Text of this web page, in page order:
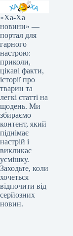
«Ха-Ха
новини» —
портал для
гарного
настрою:
приколи,
цікаві факти,
історії про
тварин та
легкі статті на
щодень. Ми
збираємо
контент, який
піднімає
настрій і
викликає
усмішку.
Заходьте, коли
хочеться
відпочити від
серйозних
новин.